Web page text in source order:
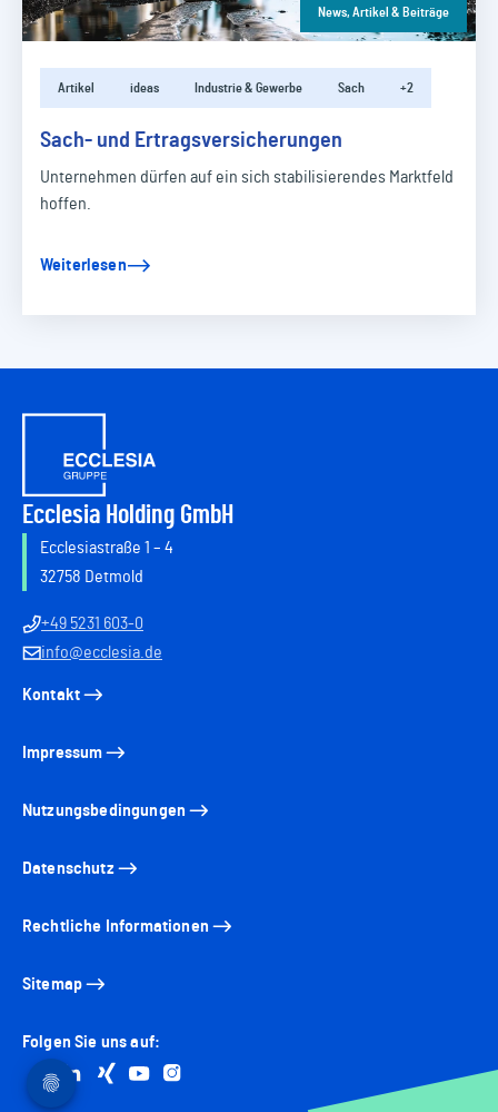
News, Artikel & Beiträge
Artikel ideas Industrie & Gewerbe Sach +2
Sach- und Ertragsversicherungen
Unternehmen dürfen auf ein sich stabilisierendes Marktfeld
hoffen.
Weiterlesen
Ecclesia Holding GmbH
Ecclesiastraße 1 – 4
32758 Detmold
+49 5231 603-0
info@ecclesia.de
Kontakt
Impressum
Nutzungsbedingungen
Datenschutz
Rechtliche Informationen
Sitemap
Folgen Sie uns auf:
Go to facebook
Go to linkedin
Go to xing
Go to youtube
Go to instagram